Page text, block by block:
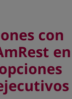
con
en